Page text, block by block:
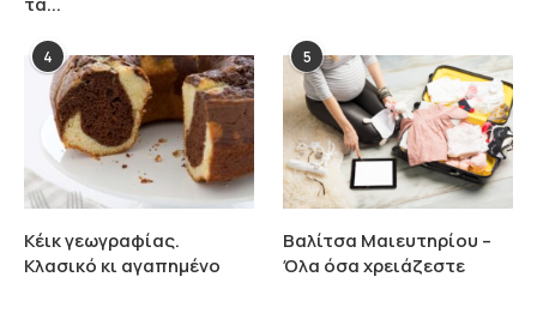
4
Κέικ γεωγραφίας.
Κλασικό κι αγαπημένο
5
Βαλίτσα Μαιευτηρίου –
Όλα όσα χρειάζεστε